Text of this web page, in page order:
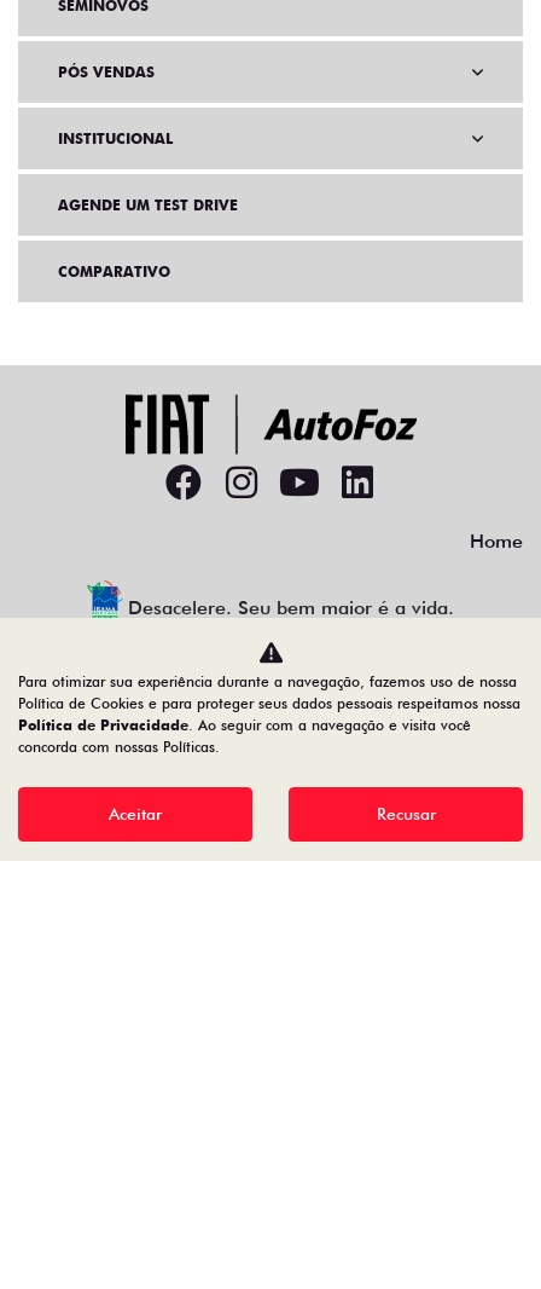
SEMINOVOS
PÓS VENDAS
INSTITUCIONAL
AGENDE UM TEST DRIVE
COMPARATIVO
Home
Desacelere. Seu bem maior é a vida.
AUTOFOZ VEICULOS LTDA
77.307.650/0001-09
Desenvolvido pela DEALERSPACE ® Direitos Reservados.
Para otimizar sua experiência durante a navegação, fazemos uso de nossa
Política de Cookies e para proteger seus dados pessoais respeitamos nossa
Política de Privacidade. Ao seguir com a navegação e visita você
concorda com nossas Políticas.
Aceitar Recusar